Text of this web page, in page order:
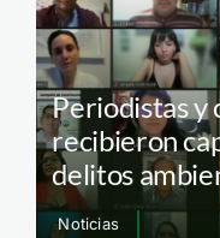
Periodistas y
recibieron
delitos
Noticias